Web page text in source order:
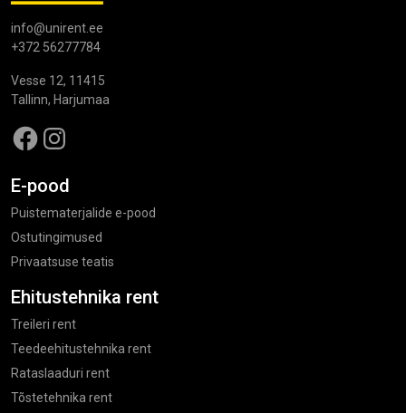
info@unirent.ee
+372 56277784
Vesse 12, 11415
Tallinn, Harjumaa
Facebook
Instagram
E-pood
Puistematerjalide e-pood
Ostutingimused
Privaatsuse teatis
Ehitustehnika rent
Treileri rent
Teedeehitustehnika rent
Rataslaaduri rent
Tõstetehnika rent